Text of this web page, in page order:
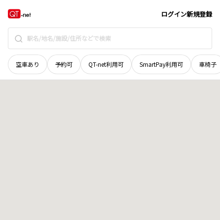
ログイン新規登録
空車あり 予約可 QT-net利用可 SmartPay利用可 車椅子
宮城県